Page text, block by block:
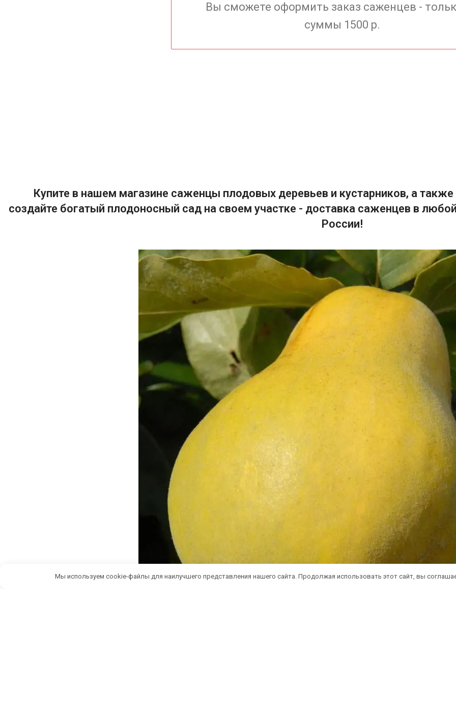
Вы сможете оформить заказ саженцев -
суммы 1500 р.
Купите в нашем магазине саженцы плодовых деревьев и кустарников, а также
создайте богатый плодоносный сад на своем участке - доставка саженцев в
России!
Мы используем cookie-файлы для наилучшего представления нашего сайта. Продолжая использовать этот сайт, вы